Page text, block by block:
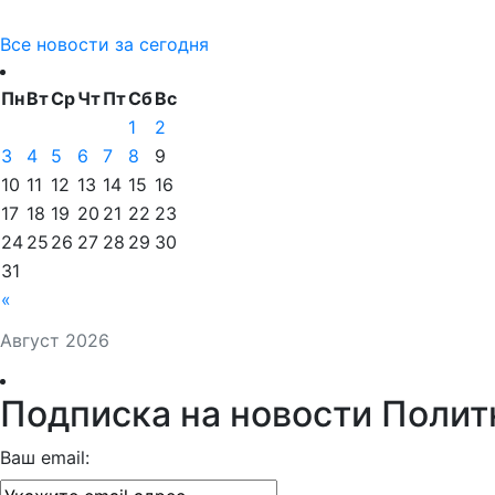
Все новости за сегодня
Август 2026
ПнВтСрЧтПтСбВс
«
1
2
3
4 5 6 7 8
9
10 11 12 13 14 15 16
17 18 19 20 21 22 23
24 25 26 27 28 29 30
31
Подписка на новости
Ваш email: